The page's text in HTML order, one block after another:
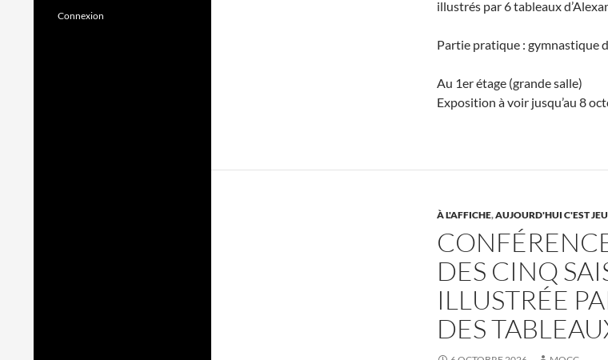
illustrés par 6 tableaux
Partie pratique : gymnastique
Au 1er étage (grande salle)
Exposition à voir jusqu’au 8
À L'AFFICHE,AUJOURD'HUI C'EST
DES CINQ
ILLUSTRÉE
DES
Connexion